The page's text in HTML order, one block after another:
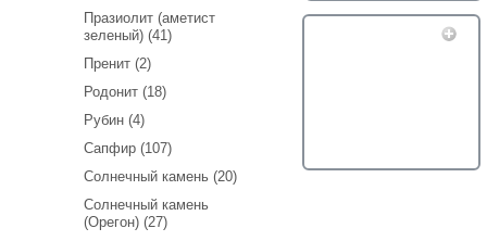
Празиолит (аметист
зеленый) (41)
Пренит (2)
Родонит (18)
Рубин (4)
Сапфир (107)
Солнечный камень (20)
Солнечный камень
(Орегон) (27)